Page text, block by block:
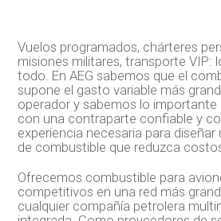
Vuelos programados, chárteres
misiones militares, transporte VIP:
todo. En AEG sabemos que el
supone el gasto variable más
operador y sabemos lo
con una contraparte confiable y
experiencia necesaria para diseñar
de combustible que reduzca
Ofrecemos combustible para
competitivos en una red más
cualquier compañía petrolera